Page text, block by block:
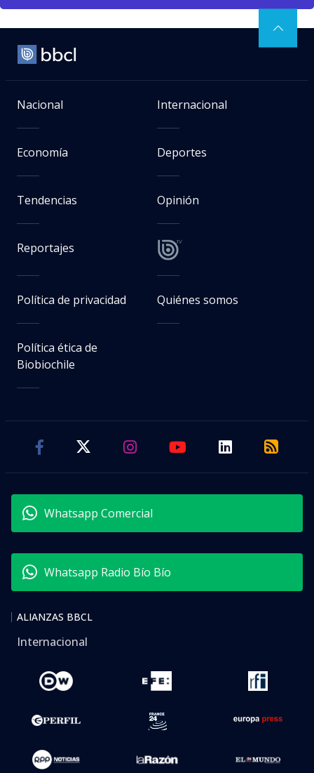
Nacional Internacional
Economía Deportes
Tendencias Opinión
Reportajes
Política de privacidad Quiénes somos
Política ética de
Biobiochile
Whatsapp Comercial
Whatsapp Radio Bío Bío
ALIANZAS BBCL
Internacional